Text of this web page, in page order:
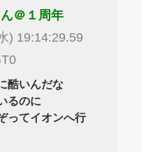
＠１周年
) 19:14:29.59
酷いんだな
るのに
ってイオンへ行